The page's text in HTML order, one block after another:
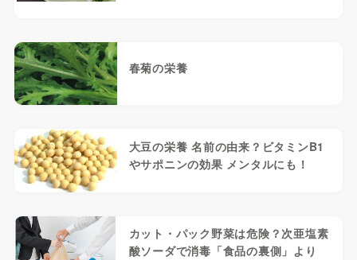
春菊の栄養
大豆の栄養 名前の由来？ビタミンB1
やサポニンの効果 メンタルにも！
カット・パック野菜は危険？次亜塩素
酸ソーダで消毒「食品の裏側」より